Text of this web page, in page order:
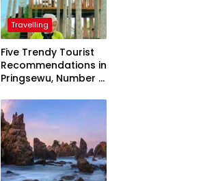
Travelling
Five Trendy Tourist
Recommendations in
Pringsewu, Number 3
President